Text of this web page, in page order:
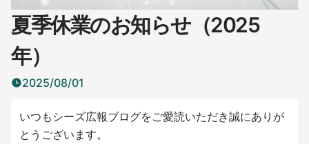
夏季休業のお知らせ（2025
年）
2025/08/01
いつもシーズ広報ブログをご愛読いただき誠にありが
とうございます。